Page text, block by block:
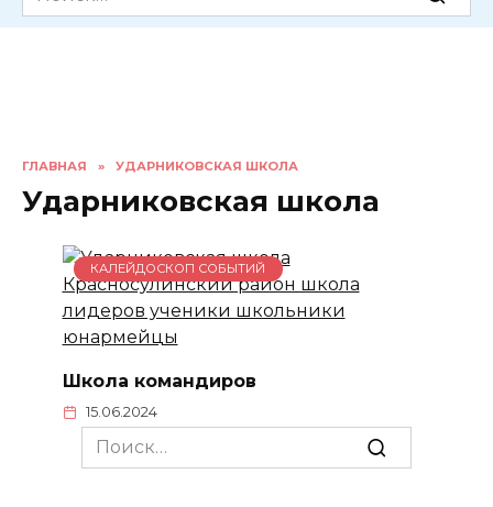
for:
ГЛАВНАЯ » УДАРНИКОВСКАЯ ШКОЛА
Ударниковская школа
КАЛЕЙДОСКОП СОБЫТИЙ
Школа командиров
15.06.2024
Search
for: